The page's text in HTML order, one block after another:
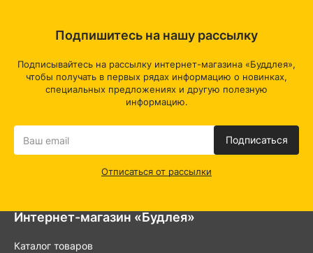
Интернет-магазин «Будлея»
Каталог товаров
Подпишитесь на нашу рассылку
Подписывайтесь на рассылку интернет-магазина «Буддлея»,
чтобы получать в первых рядах информацию о новинках,
специальных предложениях и другую полезную
информацию.
Подписаться
Отписаться от рассылки